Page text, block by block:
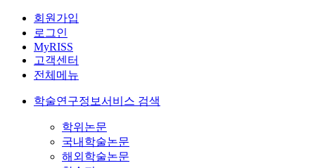
회원가입
로그인
MyRISS
고객센터
전체메뉴
학술연구정보서비스 검색
학위논문
국내학술논문
해외학술논문